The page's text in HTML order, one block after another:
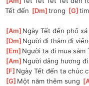
Tết đến [Dm ]trong [G ]
[Am ]Ngày Tết đến phố
[Dm ]Người đi thăm đi
[Em ]Người ta đi mua sắm
[Am ]Người dâng hương
[F ]Ngày Tết đến ta chúc
[G ]Một năm thêm sung [